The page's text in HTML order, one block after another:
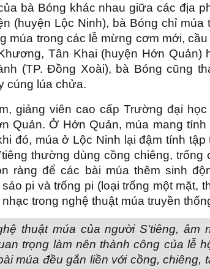
bà Bóng khác nhau giữa các địa
(huyện Lộc Ninh), bà Bóng chỉ
múa trong các lễ mừng cơm mới,
Tân Khai (huyện Hớn Quản)
(TP. Đồng Xoài), bà Bóng cũng
cúng lúa chửa.
giảng viên cao cấp Trường đại
Quản. Ở Hớn Quản, múa mang
đó, múa ở Lộc Ninh lại đậm tính
thường dùng cồng chiêng, trống
ràng để các bài múa thêm sinh
pi và trống pi (loại trống một mặt,
trong nghệ thuật múa truyền
thuật múa của người S’tiêng, âm
trọng làm nên thành công của lễ
múa đều gắn liền với cồng, chiêng,